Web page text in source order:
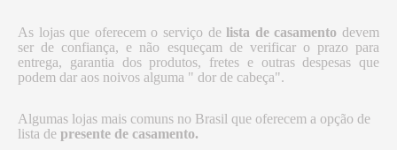
As lojas que oferecem o serviço delista de casamento devem
ser de confiança, e não esqueçam de verificar o prazo para
entrega, garantia dos produtos, fretes e outras despesas que
podem dar aos noivos alguma " dor de cabeça".
Algumas lojas mais comuns no Brasil que oferecem a opção de
lista de presente de casamento.